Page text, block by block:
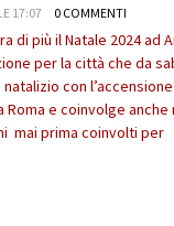
17:07 0 COMMENTI
di più il Natale 2024 ad
per la città che da
con
Roma e coinvolge anche
mai prima coinvolti per